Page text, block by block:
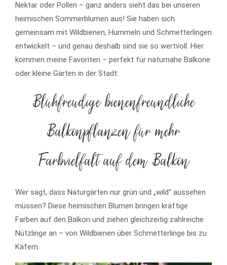
Nektar oder Pollen – ganz anders sieht das bei unseren
heimischen Sommerblumen aus! Sie haben sich
gemeinsam mit Wildbienen, Hummeln und Schmetterlingen
entwickelt – und genau deshalb sind sie so wertvoll. Hier
kommen meine Favoriten – perfekt für naturnahe Balkone
oder kleine Gärten in der Stadt:
Blühfreudige bienenfreundliche
Balkonpflanzen für mehr
Farbvielfalt auf dem Balkon
Wer sagt, dass Naturgärten nur grün und „wild“ aussehen
müssen? Diese heimischen Blumen bringen kräftige
Farben auf den Balkon und ziehen gleichzeitig zahlreiche
Nützlinge an – von Wildbienen über Schmetterlinge bis zu
Käfern.